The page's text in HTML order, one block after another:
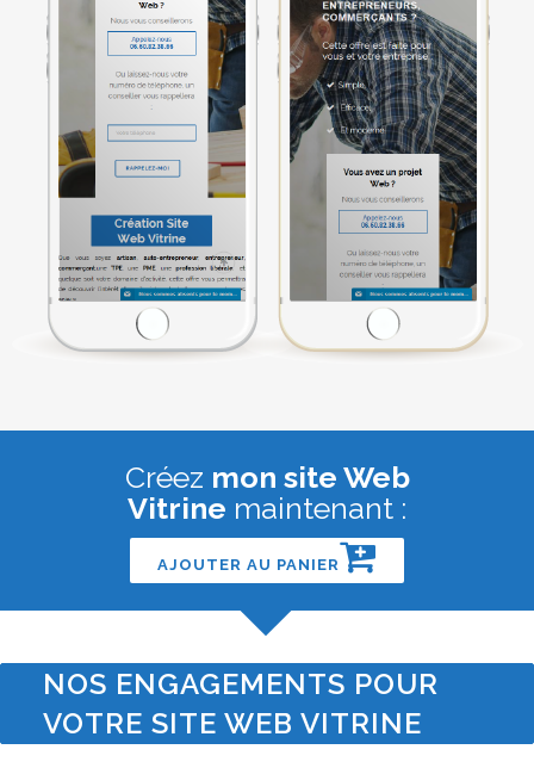
Créez mon site Web
Vitrine maintenant :
AJOUTER AU PANIER
NOS ENGAGEMENTS POUR
VOTRE SITE WEB VITRINE